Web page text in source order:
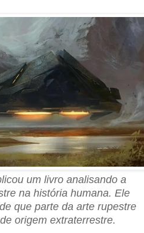
um livro analisando a
na história humana. Ele
que parte da arte rupestre
origem extraterrestre.